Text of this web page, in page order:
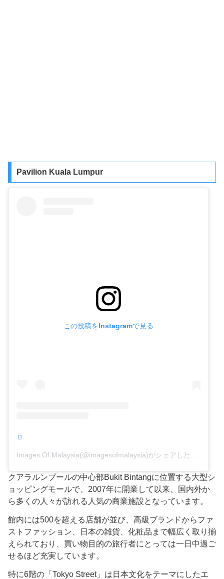
Pavilion Kuala Lumpur
この投稿をInstagramで見る
Images Of Malaysia(@imagesofmalaysia)がシェアした投稿
クアラルンプールの中心部Bukit Bintangに位置する大型シ
ョッピングモールで、2007年に開業して以来、国内外か
ら多くの人々が訪れる人気の商業施設となっています。
館内には500を超える店舗が並び、高級ブランドからファ
ストファッション、日本の雑貨、化粧品まで幅広く取り揃
えられており、買い物目的の旅行者にとっては一日中過ご
せるほど充実しています。
特に6階の「Tokyo Street」は日本文化をテーマにしたエ